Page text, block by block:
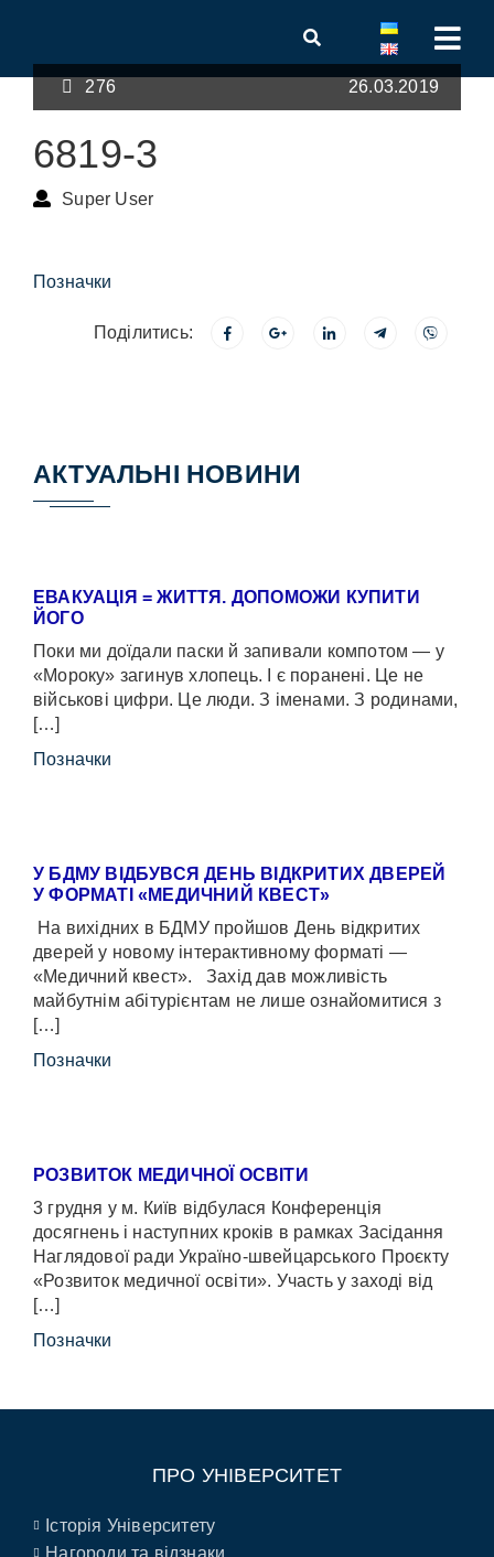
276 26.03.2019
6819-3
Super User
Позначки
Поділитись:
АКТУАЛЬНІ НОВИНИ
ЕВАКУАЦІЯ = ЖИТТЯ. ДОПОМОЖИ КУПИТИ
ЙОГО
Поки ми доїдали паски й запивали компотом — у
«Мороку» загинув хлопець. І є поранені. Це не
військові цифри. Це люди. З іменами. З родинами,
[…]
Позначки
У БДМУ ВІДБУВСЯ ДЕНЬ ВІДКРИТИХ ДВЕРЕЙ
У ФОРМАТІ «МЕДИЧНИЙ КВЕСТ»
На вихідних в БДМУ пройшов День відкритих
дверей у новому інтерактивному форматі —
«Медичний квест». Захід дав можливість
майбутнім абітурієнтам не лише ознайомитися з
[…]
Позначки
РОЗВИТОК МЕДИЧНОЇ ОСВІТИ
3 грудня у м. Київ відбулася Конференція
досягнень і наступних кроків в рамках Засідання
Наглядової ради Україно-швейцарського Проєкту
«Розвиток медичної освіти». Участь у заході від
[…]
Позначки
ПРО УНІВЕРСИТЕТ
Історія Університету
Нагороди та відзнаки